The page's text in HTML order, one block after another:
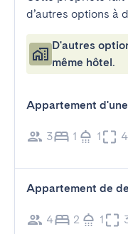
d’autres options à
D'autres
même hôtel.
Appartement
3 1 1
Appartement de
4 2 1